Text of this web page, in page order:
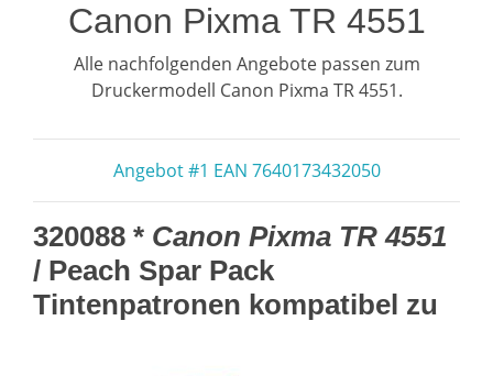
Canon Pixma TR 4551
Alle nachfolgenden Angebote passen zum
Druckermodell Canon Pixma TR 4551.
Angebot #1 EAN 7640173432050
320088 * Canon Pixma TR 4551
/ Peach Spar Pack
Tintenpatronen kompatibel zu